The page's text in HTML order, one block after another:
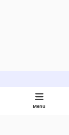
Menu